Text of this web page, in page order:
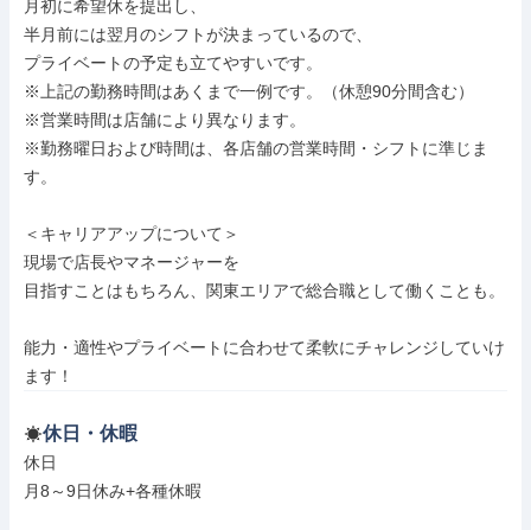
月初に希望休を提出し、
半月前には翌月のシフトが決まっているので、
プライベートの予定も立てやすいです。
※上記の勤務時間はあくまで一例です。（休憩90分間含む）
※営業時間は店舗により異なります。
※勤務曜日および時間は、各店舗の営業時間・シフトに準じま
す。
＜キャリアアップについて＞
現場で店長やマネージャーを
目指すことはもちろん、関東エリアで総合職として働くことも。
能力・適性やプライベートに合わせて柔軟にチャレンジしていけ
ます！
休日・休暇
休日
月8～9日休み+各種休暇